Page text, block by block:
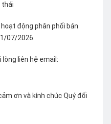
thái
động phân phối bán
07/2026.
liên hệ email:
ơn và kính chúc Quý đối